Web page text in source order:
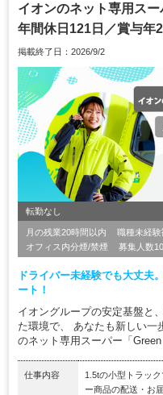
イオンのネット専用ス
年間休日121日／賞与
掲載終了日：2026/9/2
転勤なし
月の残業20時間以内 職種未経験
オフィス内分煙/禁煙
募集人数
ドライバー未経験でも大丈夫
ート！
イオングループの安定基盤と
た環境で、 あなたも新しい一
のネット専用スーパー「
仕事内容
1.5tの小型トラッ
ー商品の配送・お